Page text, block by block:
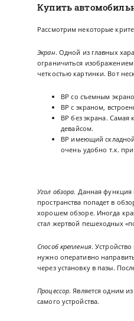
Купить
Рассмотрим некоторые
Экран. Одной из главных
ограничиться изображением
четкостью картинки. Вот
ВР со съемным
ВР с экраном,
ВР без экрана.
девайсом.
ВР имеющий
очень удобно т.к.
Угол обзора. Данная функция
пространства попадет в
хорошем обзоре. Иногда
стал жертвой пешеходных
Способ крепления.
нужно оперативно
через установку в пазы.
Процессор. Является одним
самого устройства.